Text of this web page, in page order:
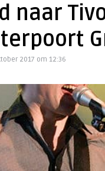
naar
2017 om 12:36